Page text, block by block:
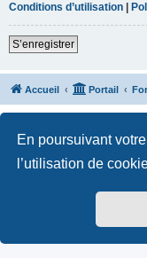
En poursuivant
l’utilisation de
Conditions d’utilisation
S’enregistrer
Accueil Portail
: «
Forum hébergé
Avenue de la Praille,